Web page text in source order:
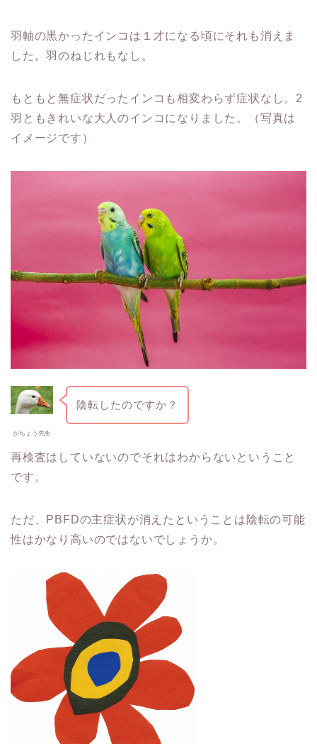
羽軸の黒かったインコは１才になる頃にそれも消えま
した。羽のねじれもなし。
もともと無症状だったインコも相変わらず症状なし。2
羽ともきれいな大人のインコになりました。（写真は
イメージです）
がちょう先生
陰転したのですか？
再検査はしていないのでそれはわからないということ
です。
ただ、PBFDの主症状が消えたということは陰転の可能
性はかなり高いのではないでしょうか。